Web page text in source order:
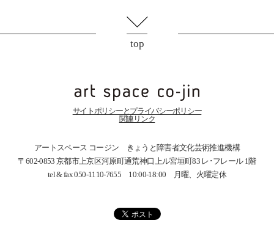
top
サイトポリシーとプライバシーポリシー
関連リンク
アートスペース コージン きょうと障害者文化芸術推進機構
〒602-0853 京都市上京区河原町通荒神口上ル宮垣町83 レ･フレール 1階
tel & fax 050-1110-7655 10:00-18:00 月曜、火曜定休